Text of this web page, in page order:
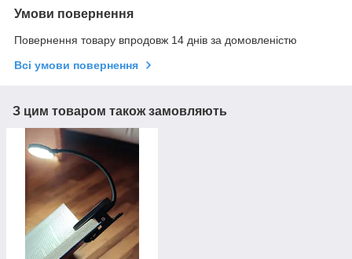
Умови повернення
Повернення товару впродовж 14 днів за домовленістю
Всі умови повернення
З цим товаром також замовляють